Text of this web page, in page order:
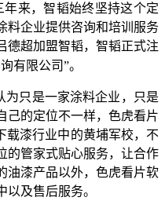
来，智韬始终坚持这个定
料企业提供咨询和培训服务
德超加盟智韬，智韬正式注
有限公司”。
为只是一家涂料企业，只是
己的定位不一样，色虎看片
载漆行业中的黄埔军校，不
的管家式贴心服务，让合作
油漆产品以外，色虎看片软
及售后服务。